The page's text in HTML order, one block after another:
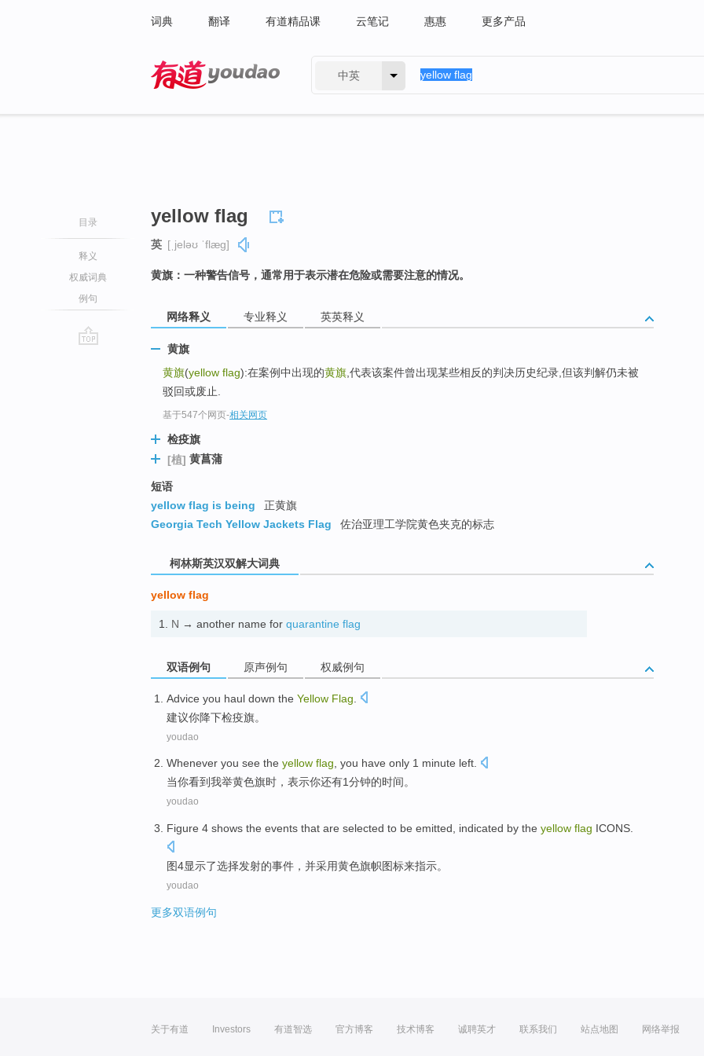
词典 翻译 有道精品课 云笔记 惠惠 更多产品
中英
目录
释义
权威词典
例句
yellow flag
英 [ˌjeləʊ ˈflæɡ]
黄旗：一种警告信号，通常用于表示潜在危险或需要注意的情况。
网络释义 专业释义 英英释义
黄旗
黄旗(yellow flag):在案例中出现的黄旗 ,代表该案件曾出现某些相反的判决历史纪录,但该判解仍未被
驳回或废止.
基于547个网页-相关网页
检疫旗
[植] 黄菖蒲
短语
yellow flag is being
正黄旗
Georgia Tech Yellow Jackets Flag
佐治亚理工学院黄色夹克的标志
柯林斯英汉双解大词典
yellow flag
1. N → another name for quarantine flag
双语例句 原声例句 权威例句
Advice you haul down the Yellow Flag
建议你降下检疫旗。
youdao
Whenever you see the yellow flag, you have only 1 minute left.
当你看到我举黄色旗时，表示你还有1分钟的时间。
youdao
Figure 4 shows the events that are selected to be emitted, indicated by the yellow flag ICONS.
图4显示了选择发射的事件 ，并采用黄色旗帜图标来指示。
youdao
更多双语例句
关于有道 Investors 有道智选 官方博客 技术博客 诚聘英才 联系我们 站点地图 网络举报